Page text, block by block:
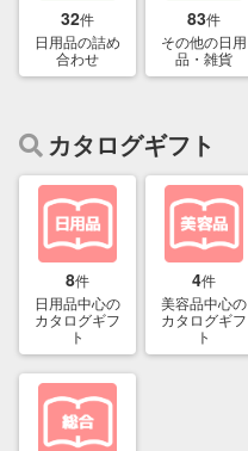
32件
日用品の詰め
合わせ
83件
その他の日用
品・雑貨
カタログギフト
8件
日用品中心の
カタログギフ
ト
4件
美容品中心の
カタログギフ
ト